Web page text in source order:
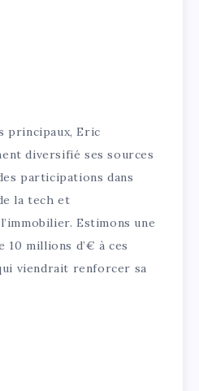
principaux, Eric
diversifié ses sources
participations dans
la tech et
Estimons une
10 millions d’€ à ces
viendrait renforcer sa